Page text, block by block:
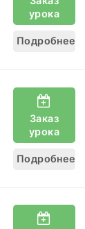
урока
Подробнее
Заказ
урока
Подробнее